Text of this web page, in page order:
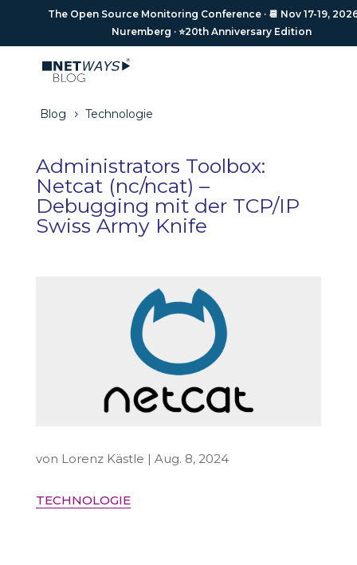
The Open Source Monitoring Conference · 📆 Nov 17-19, 2026
Nuremberg · ⭐️20th Anniversary Edition
The Open Source Monitoring Conference · 📆 Nov 17-19,
2026 · 📍Nuremberg · ⭐️20th Anniversary Edition
Blog 5 Technologie
Administrators Toolbox:
Netcat (nc/ncat) –
Debugging mit der TCP/IP
Swiss Army Knife
von Lorenz Kästle | Aug. 8, 2024
TECHNOLOGIE